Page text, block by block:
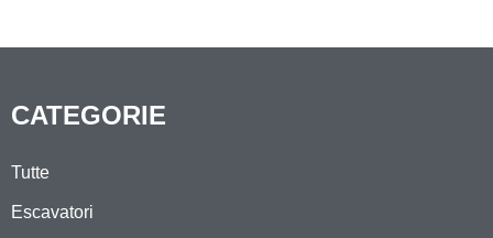
CATEGORIE
Tutte
Escavatori